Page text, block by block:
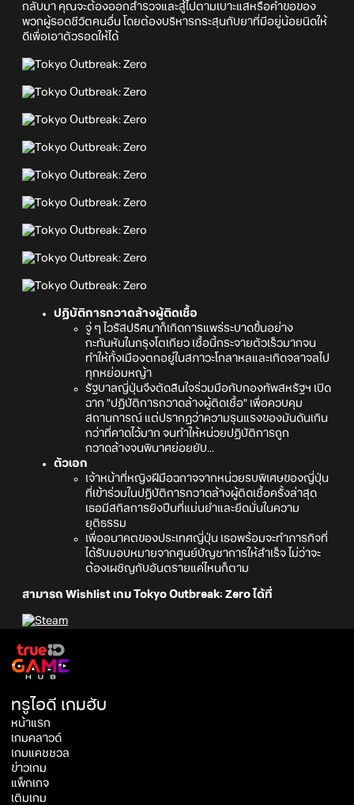
กลับมา คุณจะต้องออกสำรวจและสู้ไปตามเบาะแสหรือคำขอของ
พวกผู้รอดชีวิตคนอื่น โดยต้องบริหารกระสุนกับยาที่มีอยู่น้อยนิดให้
ดีเพื่อเอาตัวรอดให้ได้
ปฏิบัติการกวาดล้างผู้ติดเชื้อ
จู่ ๆ ไวรัสปริศนาก็เกิดการแพร่ระบาดขึ้นอย่าง
กะทันหันในกรุงโตเกียว เชื้อนี้กระจายตัวเร็วมากจน
ทำให้ทั้งเมืองตกอยู่ในสภาวะโกลาหลและเกิดจลาจลไป
ทุกหย่อมหญ้า
รัฐบาลญี่ปุ่นจึงตัดสินใจร่วมมือกับกองทัพสหรัฐฯ เปิด
ฉาก "ปฏิบัติการกวาดล้างผู้ติดเชื้อ" เพื่อควบคุม
สถานการณ์ แต่ปรากฏว่าความรุนแรงของมันดันเกิน
กว่าที่คาดไว้มาก จนทำให้หน่วยปฏิบัติการถูก
กวาดล้างจนพินาศย่อยยับ...
ตัวเอก
เจ้าหน้าที่หญิงฝีมือฉกาจจากหน่วยรบพิเศษของญี่ปุ่น
ที่เข้าร่วมในปฏิบัติการกวาดล้างผู้ติดเชื้อครั้งล่าสุด
เธอมีสกิลการยิงปืนที่แม่นยำและยึดมั่นในความ
ยุติธรรม
เพื่ออนาคตของประเทศญี่ปุ่น เธอพร้อมจะทำภารกิจที่
ได้รับมอบหมายจากศูนย์บัญชาการให้สำเร็จ ไม่ว่าจะ
ต้องเผชิญกับอันตรายแค่ไหนก็ตาม
สามารถ Wishlist เกม Tokyo Outbreak: Zero ได้ที่
ทรูไอดี เกมฮับ
หน้าแรก
เกมคลาวด์
เกมแคชชวล
ข่าวเกม
แพ็กเกจ
เติมเกม